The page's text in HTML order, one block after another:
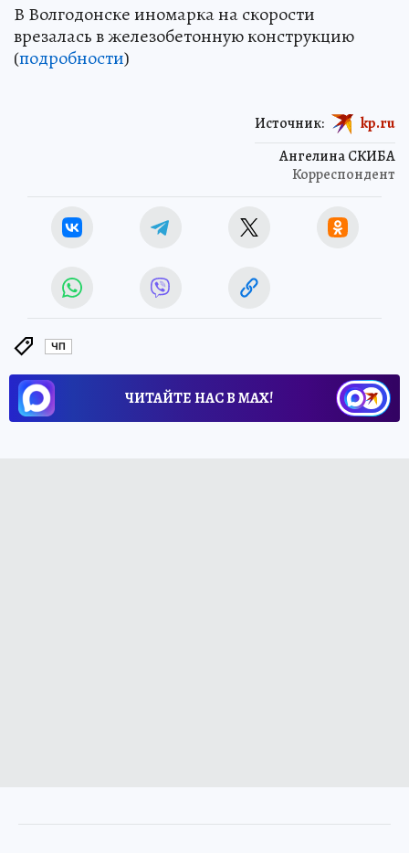
В Волгодонске иномарка на скорости
врезалась в железобетонную конструкцию
(подробности)
Ангелина СКИБА
Корреспондент
Источник: kp.ru
ЧП
ЧИТАЙТЕ НАС В МАХ!